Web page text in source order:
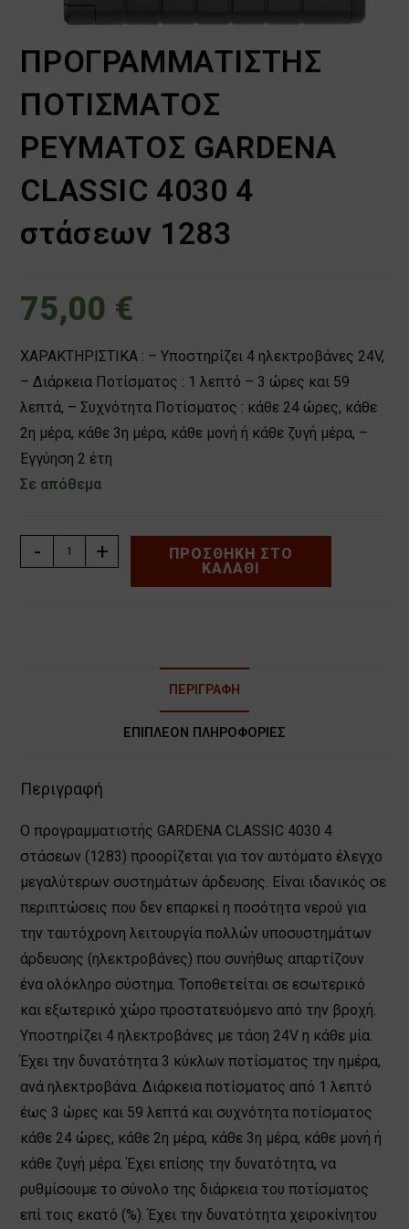
ΠΡΟΓΡΑΜΜΑΤΙΣΤΗΣ
ΠΟΤΙΣΜΑΤΟΣ
ΡΕΥΜΑΤΟΣ GARDENA
CLASSIC 4030 4
στάσεων 1283
75,00 €
ΧΑΡΑΚΤΗΡΙΣΤΙΚΑ : – Υποστηρίζει 4 ηλεκτροβάνες 24V,
– Διάρκεια Ποτίσματος : 1 λεπτό – 3 ώρες και 59
λεπτά, – Συχνότητα Ποτίσματος : κάθε 24 ώρες, κάθε
2η μέρα, κάθε 3η μέρα, κάθε μονή ή κάθε ζυγή μέρα, –
Εγγύηση 2 έτη
Σε απόθεμα
ΠΡΟΓΡΑΜΜΑΤΙΣΤΗΣ
ΠΟΤΙΣΜΑΤΟΣ
- +
ΠΡΟΣΘΉΚΗ ΣΤΟ
ΚΑΛΆΘΙ
ΠΕΡΙΓΡΑΦΉ
ΕΠΙΠΛΈΟΝ ΠΛΗΡΟΦΟΡΊΕΣ
Περιγραφή
Ο προγραμματιστής GARDENA CLASSIC 4030 4
στάσεων (1283) προορίζεται για τον αυτόματο έλεγχο
μεγαλύτερων συστημάτων άρδευσης. Είναι ιδανικός σε
περιπτώσεις που δεν επαρκεί η ποσότητα νερού για
την ταυτόχρονη λειτουργία πολλών υποσυστημάτων
άρδευσης (ηλεκτροβάνες) που συνήθως απαρτίζουν
ένα ολόκληρο σύστημα. Τοποθετείται σε εσωτερικό
και εξωτερικό χώρο προστατευόμενο από την βροχή.
Υποστηρίζει 4 ηλεκτροβάνες με τάση 24V η κάθε μία.
Έχει την δυνατότητα 3 κύκλων ποτίσματος την ημέρα,
ανά ηλεκτροβάνα. Διάρκεια ποτίσματος από 1 λεπτό
έως 3 ώρες και 59 λεπτά και συχνότητα ποτίσματος
κάθε 24 ώρες, κάθε 2η μέρα, κάθε 3η μέρα, κάθε μονή ή
κάθε ζυγή μέρα. Έχει επίσης την δυνατότητα, να
ρυθμίσουμε το σύνολο της διάρκεια του ποτίσματος
επί τοις εκατό (%). Έχει την δυνατότητα χειροκίνητου